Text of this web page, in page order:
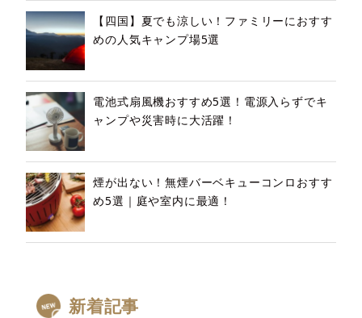
【四国】夏でも涼しい！ファミリーにおすす
めの人気キャンプ場5選
電池式扇風機おすすめ5選！電源入らずでキ
ャンプや災害時に大活躍！
煙が出ない！無煙バーベキューコンロおすす
め5選｜庭や室内に最適！
新着記事